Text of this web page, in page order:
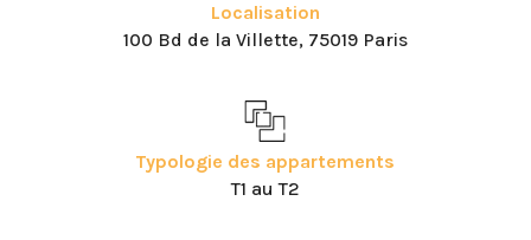
Localisation
100 Bd de la Villette, 75019 Paris
Typologie des appartements
T1 au T2